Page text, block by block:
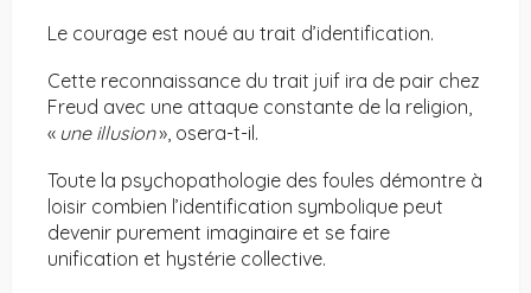
Le courage est noué au trait d’identification.
Cette reconnaissance du trait juif ira de pair chez
Freud avec une attaque constante de la religion,
« une illusion», osera-t-il.
Toute la psychopathologie des foules démontre à
loisir combien l’identification symbolique peut
devenir purement imaginaire et se faire
unification et hystérie collective.